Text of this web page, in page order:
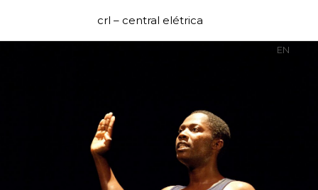
crl – central elétrica
EN